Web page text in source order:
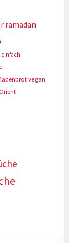
ramadan
vegan